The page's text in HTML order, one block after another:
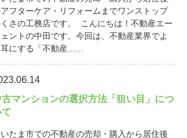
フターケア・リフォームまでワンストップ
さの工務店です。 こんにちは！不動産エー
ントの中田です。今回は、不動産業界でよ
耳にする「不動産…...
古マンションの選択方法「狙い目」につ
て
たま市での不動産の売却・購入から居住後